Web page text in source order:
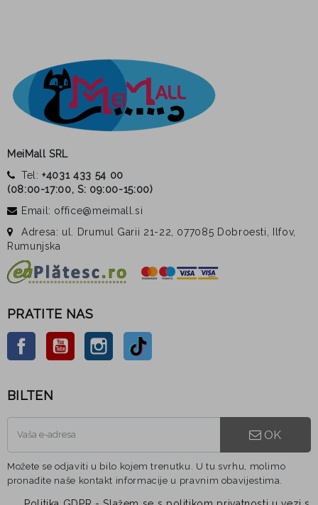
MeiMall SRL
Tel:+4031 433 54 00
(08:00-17:00, S: 09:00-15:00)
Email: office@meimall.si
Adresa: ul. Drumul Garii 21-22, 077085 Dobroesti, Ilfov,
Rumunjska
PRATITE NAS
FacebookYouTube Instagram
BILTEN
OK
Možete se odjaviti u bilo kojem trenutku. U tu svrhu, molimo
pronađite naše kontakt informacije u pravnim obavijestima.